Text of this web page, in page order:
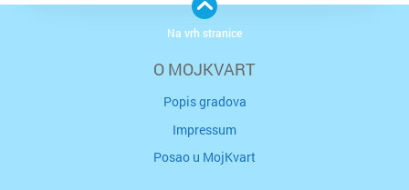
O MOJKVART
Popis gradova
Impressum
Posao u MojKvart
Na vrh stranice